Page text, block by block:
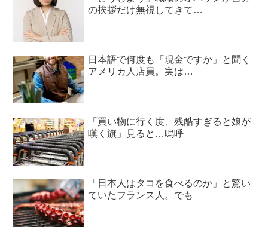
の挨拶だけ無視してきて…
日本語で何度も「現金ですか」と聞く
アメリカ人店員。実は…
「買い物に行く度、残酷すぎると娘が
嘆く旗」見ると…嗚呼
「日本人はタコを食べるのか」と驚い
ていたフランス人。でも